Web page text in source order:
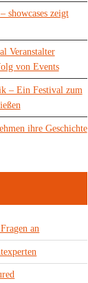
showcases zeigt
Veranstalter
von Events
– Ein Festival zum
ihre Geschichte
an